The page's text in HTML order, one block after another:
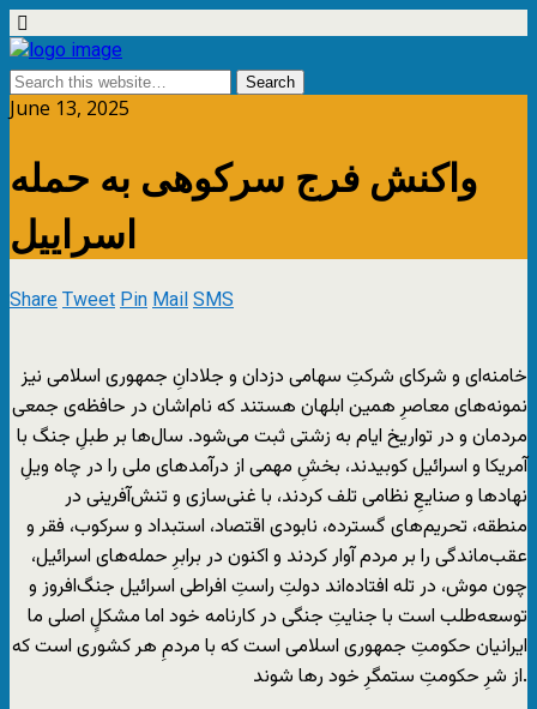
June 13, 2025
واکنش فرج سرکوهی به حمله
اسراییل
ShareTweetPinMailSMS
خامنه‌ای و شرکای شرکتِ سهامی دزدان و جلادانِ جمهوری اسلامی نیز
نمونه‌های معاصرِ همین ابلهان هستند که نام‌اشان در حافظه‌ی جمعی
مردمان و در تواریخ ایام به زشتی ثبت ‌می‌شود. سال‌ها بر طبلِ جنگ با
آمریکا و اسرائیل کوبیدند، بخشِ مهمی از درآمدهای ملی را در چاه ویلِ
نهادها و صنایعِ نظامی تلف کردند، با غنی‌سازی و تنش‌آفرینی در
منطقه، تحریم‌های گسترده، نابودی اقتصاد، استبداد و سرکوب، فقر و
عقب‌ماندگی را بر مردم آوار کردند و اکنون در برابرِ حمله‌های اسرائیل،
چون موش، در تله افتاده‌اند دولتِ راستِ افراطی اسرائیل جنگ‌افروز و
توسعه‌طلب است با جنایتِ جنگی در کارنامه خود اما مشکلِِ اصلی ما
ایرانیان حکومتِ جمهوری اسلامی است که با مردمِ هر کشوری است که
از شرِ حکومتِ ستمگرِ خود رها شوند.